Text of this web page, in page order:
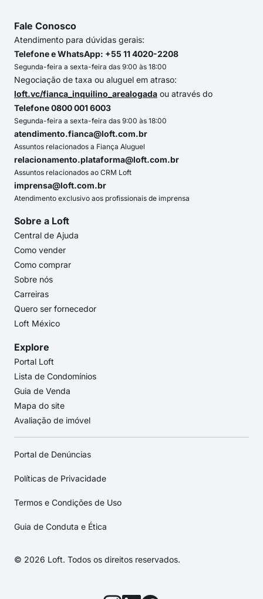
Fale Conosco
Atendimento para dúvidas gerais:
Telefone e WhatsApp: +55 11 4020-2208
Segunda-feira a sexta-feira das 9:00 às 18:00
Negociação de taxa ou aluguel em atraso:
loft.vc/fianca_inquilino_arealogada ou através do
Telefone 0800 001 6003
Segunda-feira a sexta-feira das 9:00 às 18:00
atendimento.fianca@loft.com.br
Assuntos relacionados a Fiança Aluguel
relacionamento.plataforma@loft.com.br
Assuntos relacionados ao CRM Loft
imprensa@loft.com.br
Atendimento exclusivo aos profissionais de imprensa
Sobre a Loft
Central de Ajuda
Como vender
Como comprar
Sobre nós
Carreiras
Quero ser fornecedor
Loft México
Explore
Portal Loft
Lista de Condomínios
Guia de Venda
Mapa do site
Avaliação de imóvel
Portal de Denúncias
Políticas de Privacidade
Termos e Condições de Uso
Guia de Conduta e Ética
© 2026 Loft. Todos os direitos reservados.